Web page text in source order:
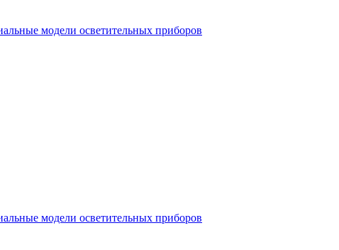
модели осветительных приборов
модели осветительных приборов